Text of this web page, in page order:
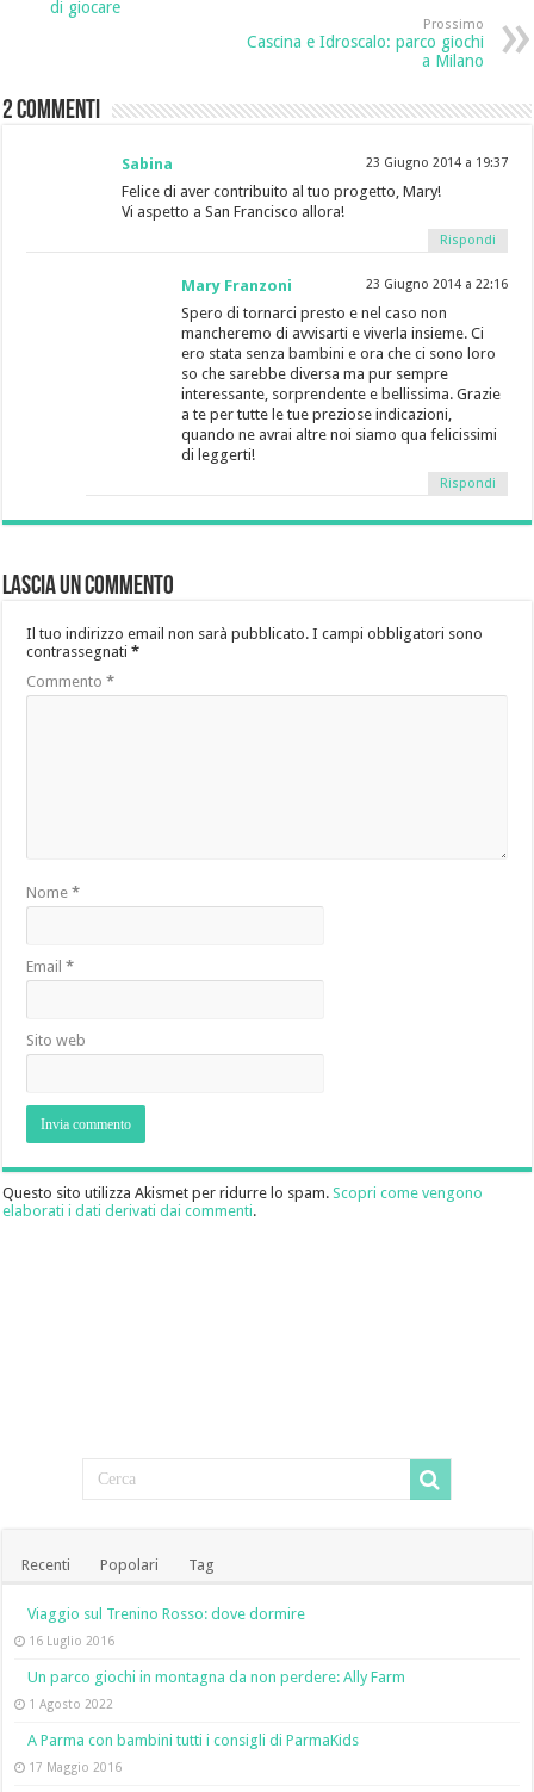
di giocare
Prossimo
Cascina e Idroscalo: parco giochi
a Milano
2 commenti
Sabina 23 Giugno 2014 a 19:37
Felice di aver contribuito al tuo progetto, Mary!
Vi aspetto a San Francisco allora!
Rispondi
Mary Franzoni 23 Giugno 2014 a 22:16
Spero di tornarci presto e nel caso non
mancheremo di avvisarti e viverla insieme. Ci
ero stata senza bambini e ora che ci sono loro
so che sarebbe diversa ma pur sempre
interessante, sorprendente e bellissima. Grazie
a te per tutte le tue preziose indicazioni,
quando ne avrai altre noi siamo qua felicissimi
di leggerti!
Rispondi
Lascia un commento
Il tuo indirizzo email non sarà pubblicato. I campi obbligatori sono
contrassegnati*
Commento*
Nome*
Email*
Sito web
Questo sito utilizza Akismet per ridurre lo spam.Scopri come vengono
elaborati i dati derivati dai commenti.
Recenti Popolari Tag
Viaggio sul Trenino Rosso: dove dormire
16 Luglio 2016
Un parco giochi in montagna da non perdere: Ally Farm
1 Agosto 2022
A Parma con bambini tutti i consigli di ParmaKids
17 Maggio 2016